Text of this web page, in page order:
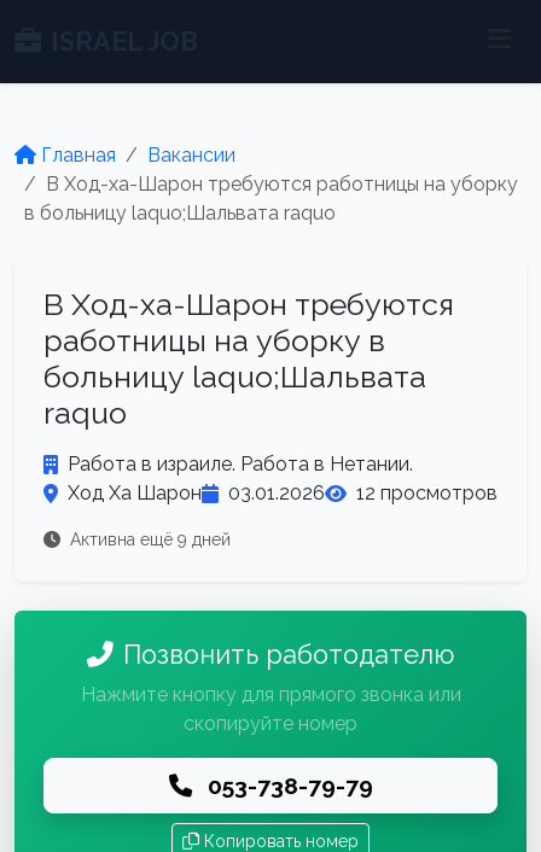
Главная
Вакансии
В Ход-ха-Шарон требуются работницы на уборку
в больницу laquo;Шальвата raquo
В Ход-ха-Шарон требуются
работницы на уборку в
больницу laquo;Шальвата
raquo
Работа в израиле. Работа в Нетании.
Ход Ха Шарон
03.01.2026 12 просмотров
Активна ещё 9 дней
Позвонить работодателю
Нажмите кнопку для прямого звонка или
скопируйте номер
053-738-79-79
Копировать номер